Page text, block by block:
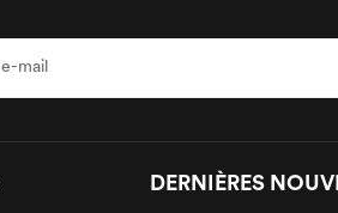
DERNIÈRES